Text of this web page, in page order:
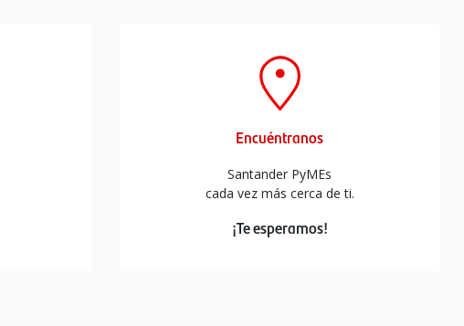
La seguridad en tus manos.
Renovamos nuestro Token para brindarte mayor
protección en tu banca electrónica.
Encuéntranos
Santander PyMEs
cada vez más cerca de ti.
¡Te esperamos!